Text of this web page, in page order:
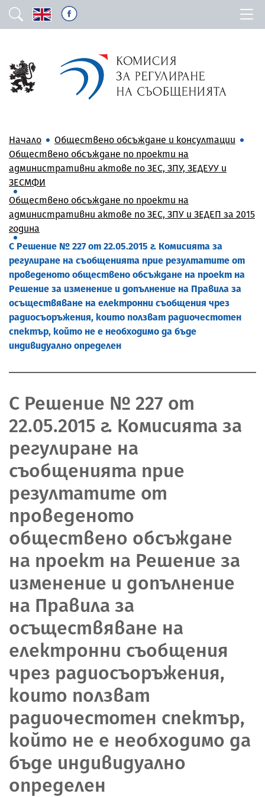
Начало
Обществено обсъждане и консултации
Обществено обсъждане по проекти на
административни актове по ЗЕС, ЗПУ, ЗЕДЕУУ и
ЗЕСМФИ
Обществено обсъждане по проекти на
административни актове по ЗЕС, ЗПУ и ЗЕДЕП за 2015
година
С Решение № 227 от 22.05.2015 г. Комисията за
регулиране на съобщенията прие резултатите от
проведеното обществено обсъждане на проект на
Решение за изменение и допълнение на Правила за
осъществяване на електронни съобщения чрез
радиосъоръжения, които ползват радиочестотен
спектър, който не е необходимо да бъде
индивидуално определен
С Решение № 227 от
22.05.2015 г. Комисията за
регулиране на
съобщенията прие
резултатите от
проведеното
обществено обсъждане
на проект на Решение за
изменение и допълнение
на Правила за
осъществяване на
електронни съобщения
чрез радиосъоръжения,
които ползват
радиочестотен спектър,
който не е необходимо да
бъде индивидуално
определен